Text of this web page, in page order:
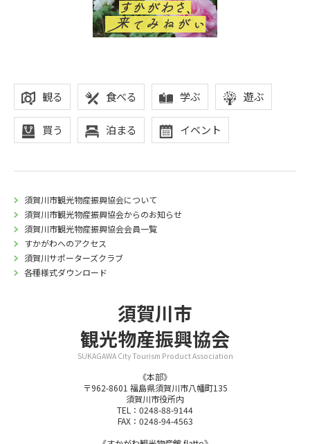
観る 食べる 学ぶ 遊ぶ
買う 泊まる イベント
須賀川市観光物産振興協会について
須賀川市観光物産振興協会からのお知らせ
須賀川市観光物産振興協会会員一覧
すかがわへのアクセス
須賀川サポーターズクラブ
各種様式ダウンロード
須賀川市
観光物産振興協会
SUKAGAWA City Tourism Product Association
《本部》
〒962-8601 福島県須賀川市八幡町135
須賀川市役所内
TEL：0248-88-9144
FAX：0248-94-4563